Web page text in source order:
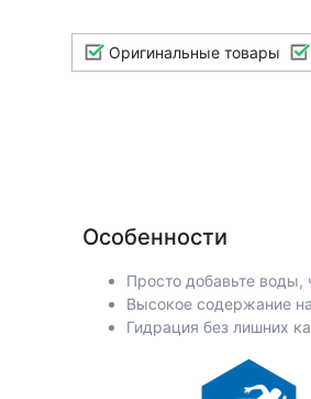
Оригинальные товары
Особенности
Просто добавьте воды,
Высокое содержание
Гидрация без лишних